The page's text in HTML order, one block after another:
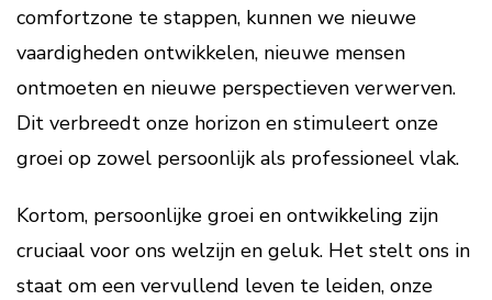
comfortzone te stappen, kunnen we nieuwe
vaardigheden ontwikkelen, nieuwe mensen
ontmoeten en nieuwe perspectieven verwerven.
Dit verbreedt onze horizon en stimuleert onze
groei op zowel persoonlijk als professioneel vlak.
Kortom, persoonlijke groei en ontwikkeling zijn
cruciaal voor ons welzijn en geluk. Het stelt ons in
staat om een vervullend leven te leiden, onze